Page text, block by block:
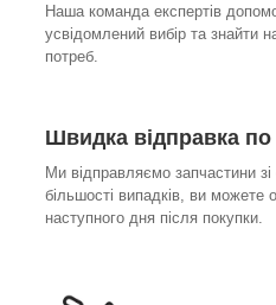
Наша команда експертів
усвідомлений вибір та знайти
потреб.
Швидка відправка по
Ми відправляємо запчастини
більшості випадків, ви
наступного дня після покупки.